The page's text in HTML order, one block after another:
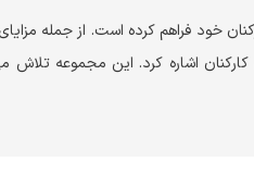
خود فراهم کرده است. از جمله
اشاره کرد. این مجموعه تلاش